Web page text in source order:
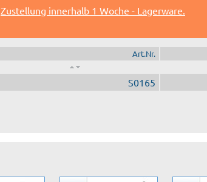
Zustellung innerhalb 1 Woche - Lagerware.
Art.Nr.
S0165